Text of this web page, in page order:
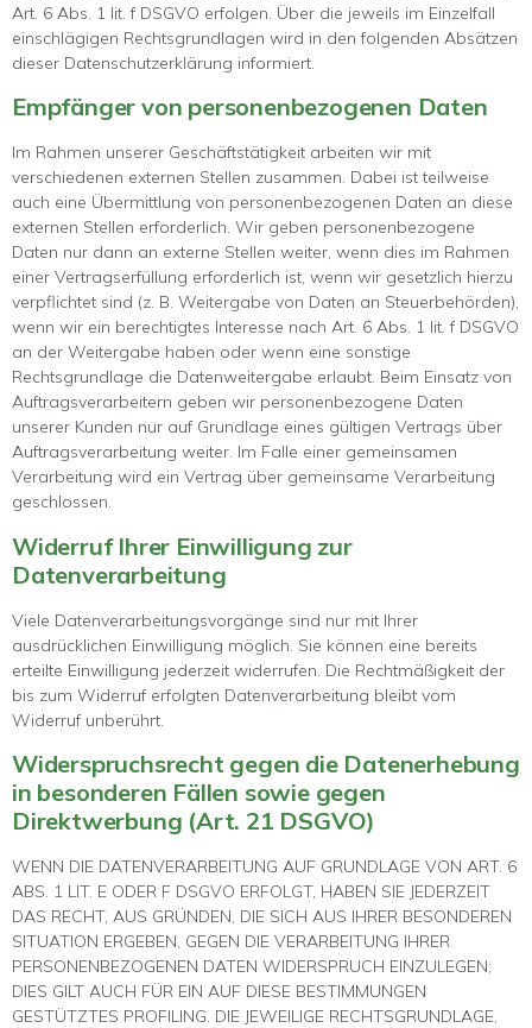
Art. 6 Abs. 1 lit. f DSGVO erfolgen. Über die jeweils im Einzelfall
einschlägigen Rechtsgrundlagen wird in den folgenden Absätzen
dieser Datenschutzerklärung informiert.
Empfänger von personenbezogenen Daten
Im Rahmen unserer Geschäftstätigkeit arbeiten wir mit
verschiedenen externen Stellen zusammen. Dabei ist teilweise
auch eine Übermittlung von personenbezogenen Daten an diese
externen Stellen erforderlich. Wir geben personenbezogene
Daten nur dann an externe Stellen weiter, wenn dies im Rahmen
einer Vertragserfüllung erforderlich ist, wenn wir gesetzlich hierzu
verpflichtet sind (z. B. Weitergabe von Daten an Steuerbehörden),
wenn wir ein berechtigtes Interesse nach Art. 6 Abs. 1 lit. f DSGVO
an der Weitergabe haben oder wenn eine sonstige
Rechtsgrundlage die Datenweitergabe erlaubt. Beim Einsatz von
Auftragsverarbeitern geben wir personenbezogene Daten
unserer Kunden nur auf Grundlage eines gültigen Vertrags über
Auftragsverarbeitung weiter. Im Falle einer gemeinsamen
Verarbeitung wird ein Vertrag über gemeinsame Verarbeitung
geschlossen.
Widerruf Ihrer Einwilligung zur
Datenverarbeitung
Viele Datenverarbeitungsvorgänge sind nur mit Ihrer
ausdrücklichen Einwilligung möglich. Sie können eine bereits
erteilte Einwilligung jederzeit widerrufen. Die Rechtmäßigkeit der
bis zum Widerruf erfolgten Datenverarbeitung bleibt vom
Widerruf unberührt.
Widerspruchsrecht gegen die Datenerhebung
in besonderen Fällen sowie gegen
Direktwerbung (Art. 21 DSGVO)
WENN DIE DATENVERARBEITUNG AUF GRUNDLAGE VON ART. 6
ABS. 1 LIT. E ODER F DSGVO ERFOLGT, HABEN SIE JEDERZEIT
DAS RECHT, AUS GRÜNDEN, DIE SICH AUS IHRER BESONDEREN
SITUATION ERGEBEN, GEGEN DIE VERARBEITUNG IHRER
PERSONENBEZOGENEN DATEN WIDERSPRUCH EINZULEGEN;
DIES GILT AUCH FÜR EIN AUF DIESE BESTIMMUNGEN
GESTÜTZTES PROFILING. DIE JEWEILIGE RECHTSGRUNDLAGE,